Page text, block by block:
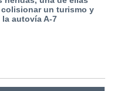
colisionar un turismo y
autovía A-7